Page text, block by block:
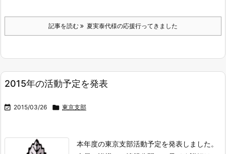
記事を読む 夏実泰代様の応援行ってきました
2015年の活動予定を発表
 2015/03/26  東京支部
本年度の東京支部活動予定を発表しました。